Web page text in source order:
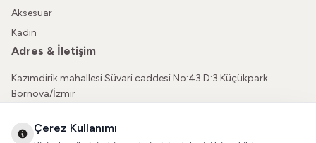
Aksesuar
Kadın
Adres & İletişim
Kazımdirik mahallesi Süvari caddesi No:43 D:3 Küçükpark
Bornova/İzmir
vatkaliguve@gmail.com
Çerez Kullanımı